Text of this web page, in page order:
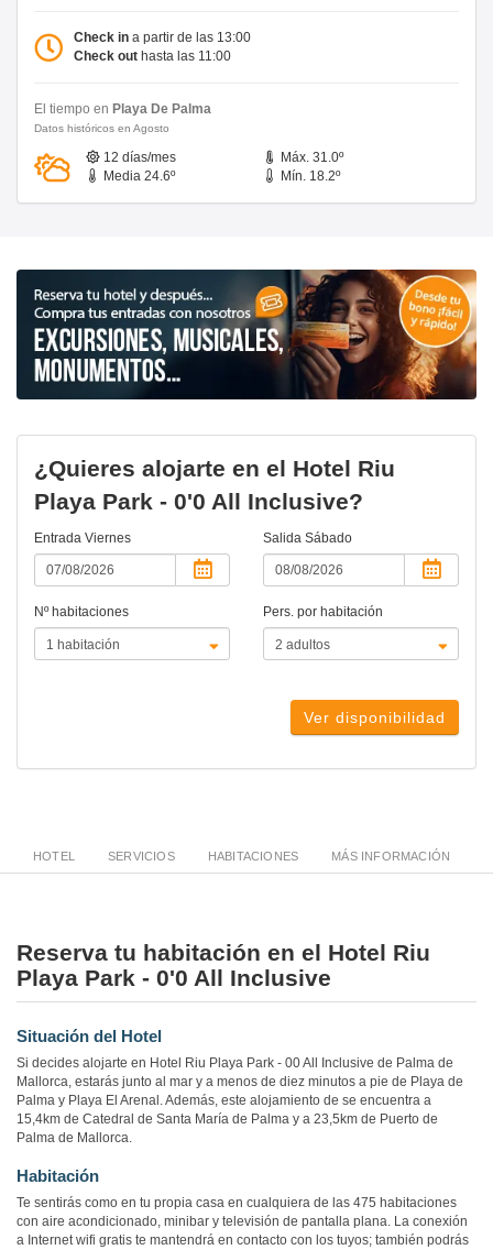
Check in a partir de las 13:00
Check out hasta las 11:00
El tiempo en Playa De Palma
Datos históricos en Agosto
12 días/mes
Máx. 31.0º
Media 24.6º
Mín. 18.2º
¿Quieres alojarte en el Hotel Riu
Playa Park - 0'0 All Inclusive?
Entrada Viernes Salida Sábado
Nº habitaciones Pers. por habitación
Ver disponibilidad
HOTEL SERVICIOS HABITACIONES MÁS INFORMACIÓN
Reserva tu habitación en el Hotel Riu
Playa Park - 0'0 All Inclusive
Situación del Hotel
Si decides alojarte en Hotel Riu Playa Park - 00 All Inclusive de Palma de
Mallorca, estarás junto al mar y a menos de diez minutos a pie de Playa de
Palma y Playa El Arenal. Además, este alojamiento de se encuentra a
15,4km de Catedral de Santa María de Palma y a 23,5km de Puerto de
Palma de Mallorca.
Habitación
Te sentirás como en tu propia casa en cualquiera de las 475 habitaciones
con aire acondicionado, minibar y televisión de pantalla plana. La conexión
a Internet wifi gratis te mantendrá en contacto con los tuyos; también podrás